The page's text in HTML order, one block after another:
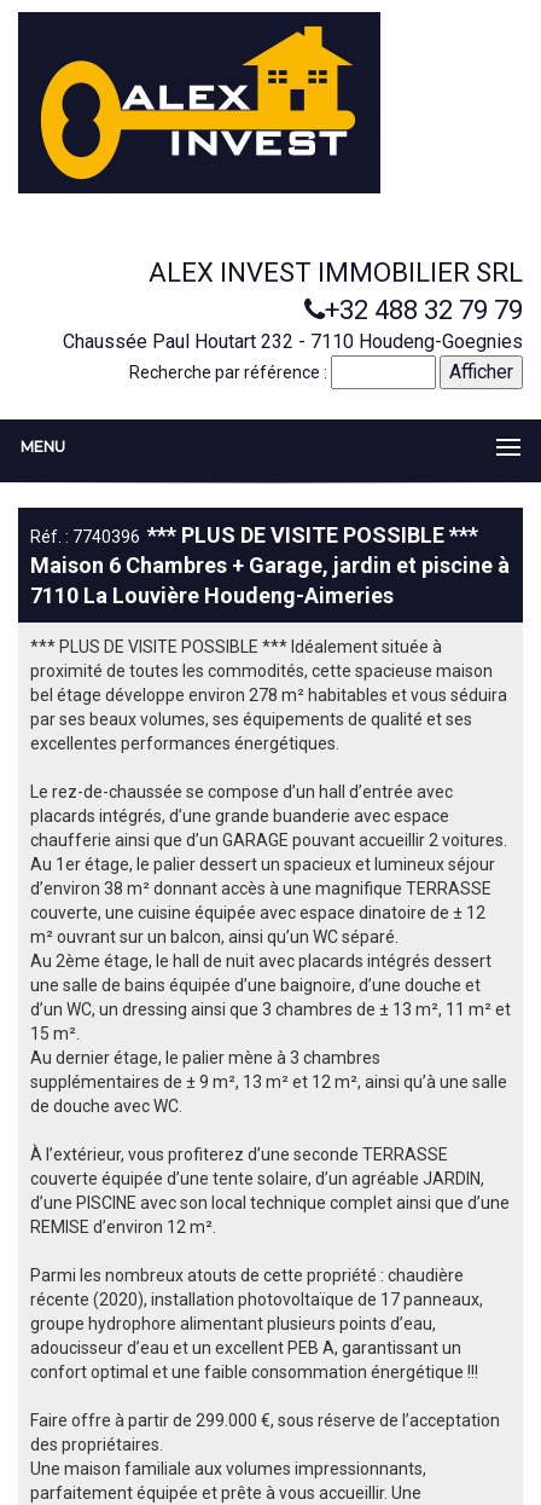
ALEX INVEST IMMOBILIER SRL
+32 488 32 79 79
Chaussée Paul Houtart 232 - 7110 Houdeng-Goegnies
Recherche par référence :
MENU
Réf. : 7740396 *** PLUS DE VISITE POSSIBLE ***
Maison 6 Chambres + Garage, jardin et piscine à
7110 La Louvière Houdeng-Aimeries
*** PLUS DE VISITE POSSIBLE *** Idéalement située à
proximité de toutes les commodités, cette spacieuse maison
bel étage développe environ 278 m² habitables et vous séduira
par ses beaux volumes, ses équipements de qualité et ses
excellentes performances énergétiques.
Le rez-de-chaussée se compose d’un hall d’entrée avec
placards intégrés, d’une grande buanderie avec espace
chaufferie ainsi que d’un GARAGE pouvant accueillir 2 voitures.
Au 1er étage, le palier dessert un spacieux et lumineux séjour
d’environ 38 m² donnant accès à une magnifique TERRASSE
couverte, une cuisine équipée avec espace dinatoire de ± 12
m² ouvrant sur un balcon, ainsi qu’un WC séparé.
Au 2ème étage, le hall de nuit avec placards intégrés dessert
une salle de bains équipée d’une baignoire, d’une douche et
d’un WC, un dressing ainsi que 3 chambres de ± 13 m², 11 m² et
15 m².
Au dernier étage, le palier mène à 3 chambres
supplémentaires de ± 9 m², 13 m² et 12 m², ainsi qu’à une salle
de douche avec WC.
À l’extérieur, vous profiterez d’une seconde TERRASSE
couverte équipée d’une tente solaire, d’un agréable JARDIN,
d’une PISCINE avec son local technique complet ainsi que d’une
REMISE d’environ 12 m².
Parmi les nombreux atouts de cette propriété : chaudière
récente (2020), installation photovoltaïque de 17 panneaux,
groupe hydrophore alimentant plusieurs points d’eau,
adoucisseur d’eau et un excellent PEB A, garantissant un
confort optimal et une faible consommation énergétique !!!
Faire offre à partir de 299.000 €, sous réserve de l’acceptation
des propriétaires.
Une maison familiale aux volumes impressionnants,
parfaitement équipée et prête à vous accueillir. Une